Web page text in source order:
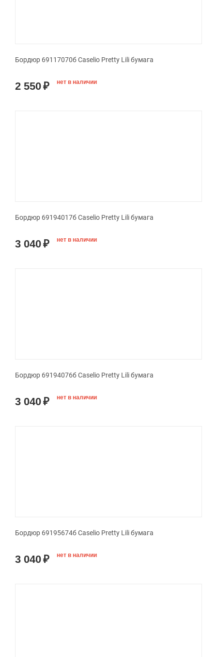
Бордюр 69117070б Caselio Pretty Lili бумага
2 550₽ нет в наличии
Бордюр 69194017б Caselio Pretty Lili бумага
3 040₽ нет в наличии
Бордюр 69194076б Caselio Pretty Lili бумага
3 040₽ нет в наличии
Бордюр 69195674б Caselio Pretty Lili бумага
3 040₽ нет в наличии